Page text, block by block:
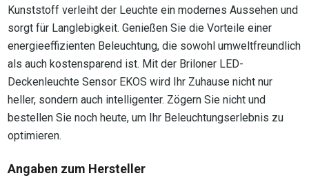
Kunststoff verleiht der Leuchte ein modernes Aussehen und
sorgt für Langlebigkeit. Genießen Sie die Vorteile einer
energieeffizienten Beleuchtung, die sowohl umweltfreundlich
als auch kostensparend ist. Mit der Briloner LED-
Deckenleuchte Sensor EKOS wird Ihr Zuhause nicht nur
heller, sondern auch intelligenter. Zögern Sie nicht und
bestellen Sie noch heute, um Ihr Beleuchtungserlebnis zu
optimieren.
Angaben zum Hersteller